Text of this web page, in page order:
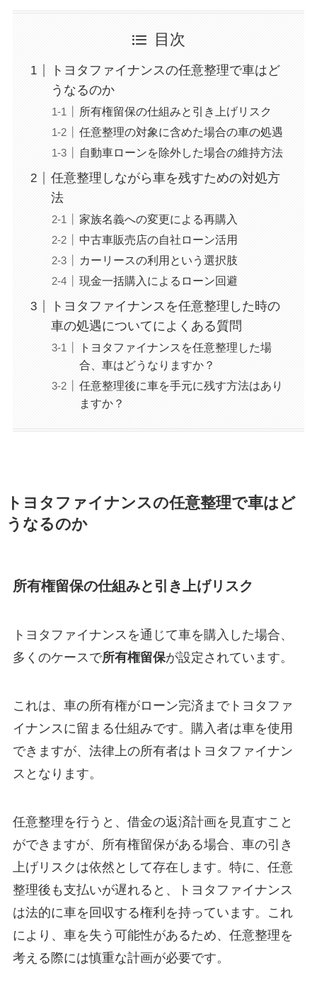
目次
トヨタファイナンスの任意整理で車はど
うなるのか
所有権留保の仕組みと引き上げリスク
任意整理の対象に含めた場合の車の処遇
自動車ローンを除外した場合の維持方法
任意整理しながら車を残すための対処方
法
家族名義への変更による再購入
中古車販売店の自社ローン活用
カーリースの利用という選択肢
現金一括購入によるローン回避
トヨタファイナンスを任意整理した時の
車の処遇についてによくある質問
トヨタファイナンスを任意整理した場
合、車はどうなりますか？
任意整理後に車を手元に残す方法はあり
ますか？
トヨタファイナンスの任意整理で車はど
うなるのか
所有権留保の仕組みと引き上げリスク
トヨタファイナンスを通じて車を購入した場合、
多くのケースで所有権留保が設定されています。
これは、車の所有権がローン完済までトヨタファ
イナンスに留まる仕組みです。購入者は車を使用
できますが、法律上の所有者はトヨタファイナン
スとなります。
任意整理を行うと、借金の返済計画を見直すこと
ができますが、所有権留保がある場合、車の引き
上げリスクは依然として存在します。特に、任意
整理後も支払いが遅れると、トヨタファイナンス
は法的に車を回収する権利を持っています。これ
により、車を失う可能性があるため、任意整理を
考える際には慎重な計画が必要です。